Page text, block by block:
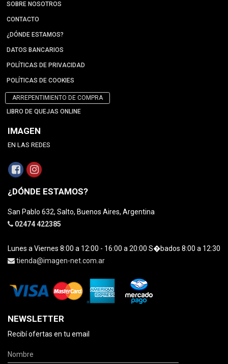
SOBRE NOSOTROS
CONTACTO
¿DÓNDE ESTAMOS?
DATOS BANCARIOS
POLÍTICAS DE PRIVACIDAD
POLÍTICAS DE COOKIES
ARREPENTIMIENTO DE COMPRA
LIBRO DE QUEJAS ONLINE
IMAGEN
EN LAS REDES
¿DÓNDE ESTAMOS?
San Pablo 632, Salto, Buenos Aires, Argentina
02474 422385
Lunes a Viernes 8:00 a 12:00 - 16:00 a 20:00 S�bados 8:00 a 12:30
tienda@imagen-net.com.ar
NEWSLETTER
Recibí ofertas en tu email